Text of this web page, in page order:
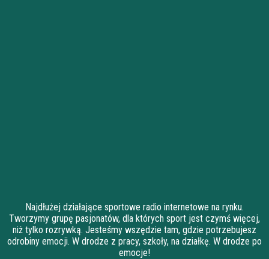
Najdłużej działające sportowe radio internetowe na rynku.
Tworzymy grupę pasjonatów, dla których sport jest czymś więcej,
niż tylko rozrywką. Jesteśmy wszędzie tam, gdzie potrzebujesz
odrobiny emocji. W drodze z pracy, szkoły, na działkę. W drodze po
emocje!